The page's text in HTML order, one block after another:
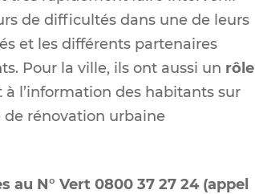
de difficultés dans une de leurs
et les différents partenaires
Pour la ville, ils ont aussi un rôle
l’information des habitants sur
rénovation urbaine
N° Vert 0800 37 27 24 (appel